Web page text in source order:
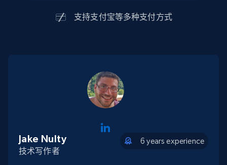
支持支付宝等多种支付方式
Jake Nulty
技术写作者
6 years experience